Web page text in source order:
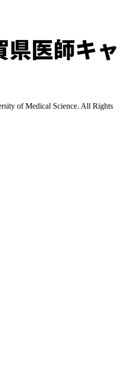
of Medical Science. All Rights